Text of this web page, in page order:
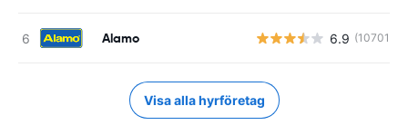
Alamo 6.9 (10701)
Visa alla hyrföretag